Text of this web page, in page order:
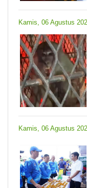
Kamis, 06 Agustus
Kamis, 06 Agustus